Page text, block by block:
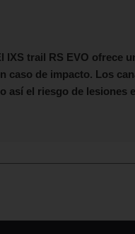
IXS trail RS EVO ofrece
caso de impacto. Los
el riesgo de lesiones